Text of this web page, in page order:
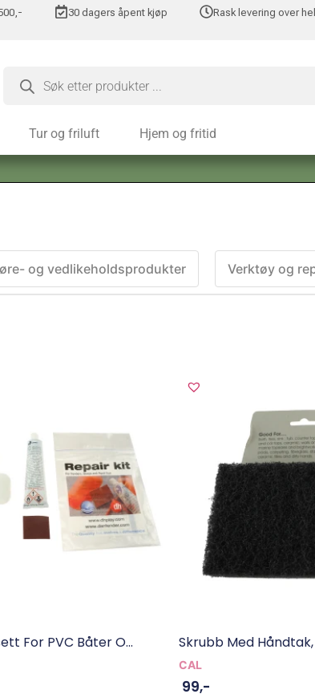
30 dagers åpent kjøp Rask levering over
Tur og friluft Hjem og fritid
og vedlikeholdsprodukter Verktøy og
For PVC Båter O... Skrubb Med
CAL
99,-